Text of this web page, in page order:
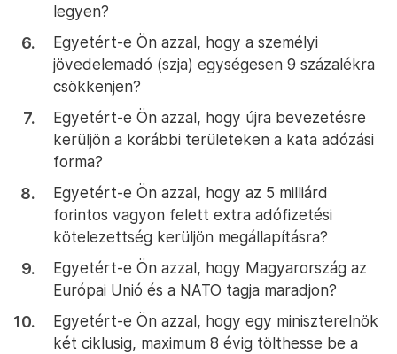
legyen?
Egyetért-e Ön azzal, hogy a személyi
jövedelemadó (szja) egységesen 9 százalékra
csökkenjen?
Egyetért-e Ön azzal, hogy újra bevezetésre
kerüljön a korábbi területeken a kata adózási
forma?
Egyetért-e Ön azzal, hogy az 5 milliárd
forintos vagyon felett extra adófizetési
kötelezettség kerüljön megállapításra?
Egyetért-e Ön azzal, hogy Magyarország az
Európai Unió és a NATO tagja maradjon?
Egyetért-e Ön azzal, hogy egy miniszterelnök
két ciklusig, maximum 8 évig tölthesse be a